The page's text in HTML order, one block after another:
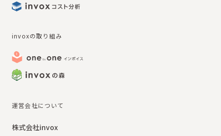
invoxの取り組み
運営会社について
株式会社invox